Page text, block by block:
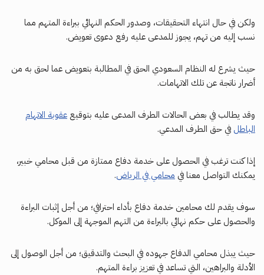
ولكن في حال انتهاء التحقيقات، وصدور الحكم النهائي ببراءة المتهم مما
نسب إليه من تهم، يجوز للمدعى عليه رفع دعوى تعويض.
حيث يشرع له النظام السعودي الحق في المطالبة بتعويض عما لحق به من
أضرار ناتجة عن تلك الاتهامات.
وقد يطالب في بعض الحالات الطرف المدعى عليه بتوقيع عقوبة الاتهام
الباطل في حق الطرف المدعي.
إذا كنت ترغب في الحصول على خدمة دفاع ممتازة من قبل محامي خبير،
يمكنك التواصل معنا في محامي في الرياض.
سوف يقدم لك محامين خدمة دفاع بأداء احترافي؛ من أجل إثبات البراءة
والحصول على حكم نهائي بالبراءة من التهم الموجهة إلى الموكل.
حيث يبذل محامي الدفاع جهوده في البحث والتدقيق؛ من أجل الوصول إلى
الأدلة والبراهين، التي تساعد في تعزيز براءة المتهم.